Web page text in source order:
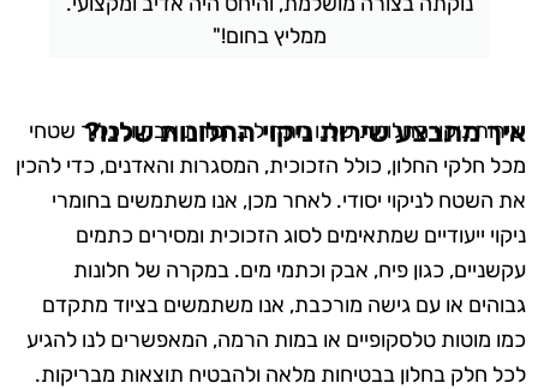
ממליץ בחום!"
איך מתבצע שירות ניקוי החלונות שלנו?
שירות ניקוי החלונות שלנו מתחיל בהסרת אבק ולכלוך שטחי
מכל חלקי החלון, כולל הזכוכית, המסגרות והאדנים, כדי להכין
את השטח לניקוי יסודי. לאחר מכן, אנו משתמשים בחומרי
ניקוי ייעודיים שמתאימים לסוג הזכוכית ומסירים כתמים
עקשניים, כגון פיח, אבק וכתמי מים. במקרה של חלונות
גבוהים או עם גישה מורכבת, אנו משתמשים בציוד מתקדם
כמו מוטות טלסקופיים או במות הרמה, המאפשרים לנו להגיע
לכל חלק בחלון בבטיחות מלאה ולהבטיח תוצאות מבריקות.